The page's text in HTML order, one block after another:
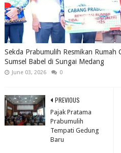
Sekda Prabumulih Resmikan Rumah
Sumsel Babel di Sungai Medang
June 03, 2026 0
PREVIOUS
Pajak Pratama
Prabumulih
Tempati Gedung
Baru